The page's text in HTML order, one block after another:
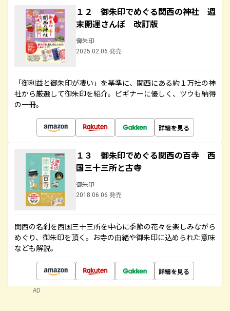
１２ 御朱印でめぐる関西の神社 週
末開運さんぽ 改訂版
御朱印
2025.02.06 発売
「御利益と御朱印が凄い」を基準に、関西にある約１万社の神
社から厳選して御朱印を紹介。ビギナーに優しく、ツウも納得
の一冊。
詳細を見る
１３ 御朱印でめぐる関西の百寺 西
国三十三所と古寺
御朱印
2018.06.06 発売
関西の名刹を西国三十三所を中心に季節の花々を楽しみながら
めぐり、御朱印を頂く。お寺の由緒や御朱印に込められた意味
なども解説。
詳細を見る
AD